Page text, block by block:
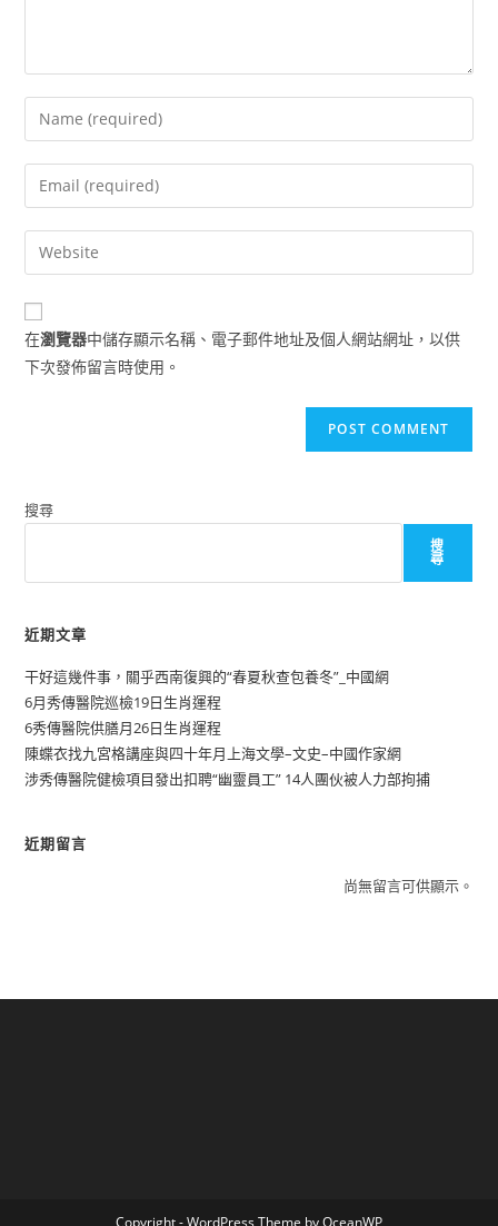
Enter
your
name
comment
Enter
your
email
address
comment
Enter
your
website
URL
(optional)
在瀏覽器中儲存顯示名稱、電子郵件地址及個人網站網址，以供
下次發佈留言時使用。
搜尋
搜
尋
近期文章
干好這幾件事，關乎西南復興的“春夏秋查包養冬”_中國網
6月秀傳醫院巡檢19日生肖運程
6秀傳醫院供膳月26日生肖運程
陳蝶衣找九宮格講座與四十年月上海文學–文史–中國作家網
涉秀傳醫院健檢項目發出扣聘“幽靈員工” 14人團伙被人力部拘捕
近期留言
尚無留言可供顯示。
Copyright - WordPress Theme by OceanWP